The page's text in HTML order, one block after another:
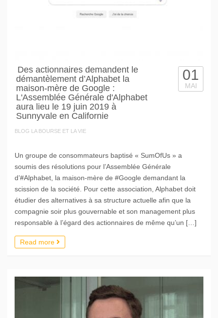
Des actionnaires demandent le
démantèlement d’Alphabet la
maison-mère de Google :
L'Assemblée Générale d'Alphabet
aura lieu le 19 juin 2019 à
Sunnyvale en Californie
BLOG LA BOURSE ET LA VIE
01
MAI
Un groupe de consommateurs baptisé « SumOfUs » a
soumis des résolutions pour l’Assemblée Générale
d’#Alphabet, la maison-mère de #Google demandant la
scission de la société. Pour cette association, Alphabet doit
étudier des alternatives à sa structure actuelle afin que la
compagnie soir plus gouvernable et son management plus
responsable à l’égard des actionnaires de même qu’un […]
Read more